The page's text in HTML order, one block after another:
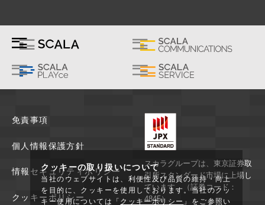
免責事項
個人情報保護方針
情報セキュリティポリシー
クッキーポリシー
スカラグループは、東京証券取
引所スタンダード市場に上場し
ています。（証券コード：
4845）
クッキーの取り扱いについて
当社のウェブサイトは、利便性及び品質の維持・向上
を目的に、クッキーを使用しております。当社のクッ
キー使用については「 クッキーポリシー 」をご参照い